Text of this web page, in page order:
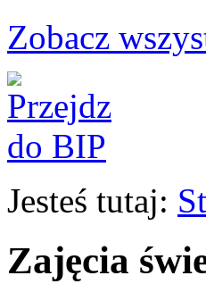
Zobacz
Jesteś tutaj:
Zajęcia